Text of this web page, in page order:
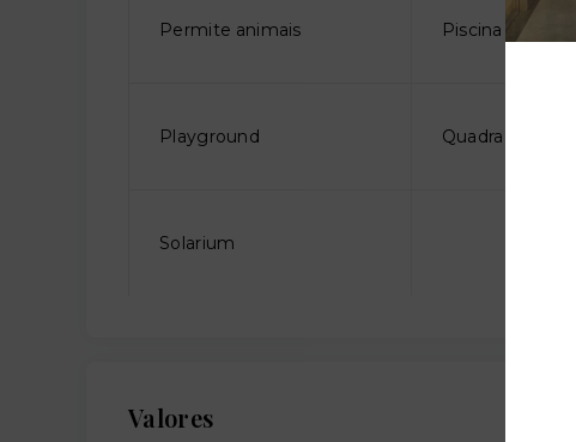
Permite animais Piscina adulto
Playground Quadra de tênis
Solarium
Valores